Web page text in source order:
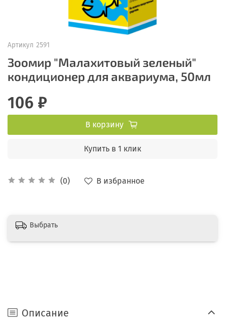
Артикул 2591
Зоомир "Малахитовый зеленый"
кондиционер для аквариума, 50мл
(0) В избранное
106 ₽
В корзину
Купить в 1 клик
Выбрать
Описание